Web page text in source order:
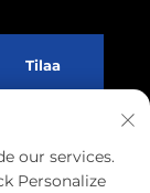
Tilaa
Co.,
our services.
Personalize